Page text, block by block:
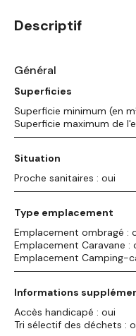
Descriptif
Général
Superficies
Superficie minimum (en
Superficie maximum de
Situation
Proche sanitaires : oui
Type emplacement
Emplacement ombragé :
Emplacement Caravane :
Emplacement Camping-
Informations
Accès handicapé : oui
Tri sélectif des déchets :